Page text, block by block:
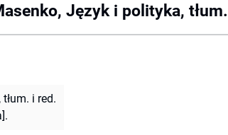
Język i polityka,
i red.